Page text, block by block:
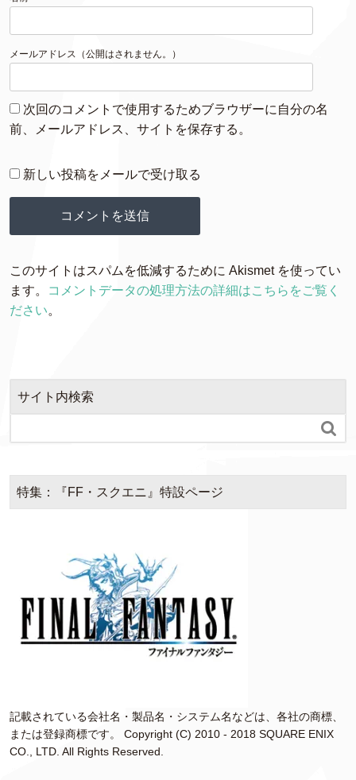
メールアドレス（公開はされません。）
次回のコメントで使用するためブラウザーに自分の名
前、メールアドレス、サイトを保存する。
新しい投稿をメールで受け取る
このサイトはスパムを低減するために Akismet を使ってい
ます。
コメントデータの処理方法の詳細はこちらをご覧く
ださい。
サイト内検索

特集：『FF・スクエニ』特設ページ
記載されている会社名・製品名・システム名などは、各社の商標、
または登録商標です。 Copyright (C) 2010 - 2018 SQUARE ENIX
CO., LTD. All Rights Reserved.